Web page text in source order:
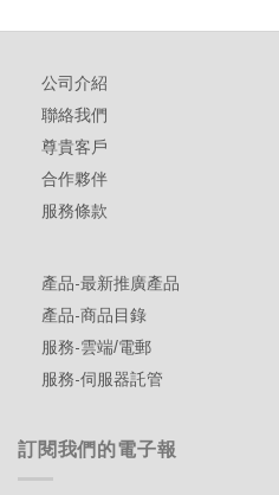
公司介紹
聯絡我們
尊貴客戶
合作夥伴
服務條款
產品-最新推廣產品
產品-商品目錄
服務-雲端/電郵
服務-伺服器託管
訂閱我們的電子報